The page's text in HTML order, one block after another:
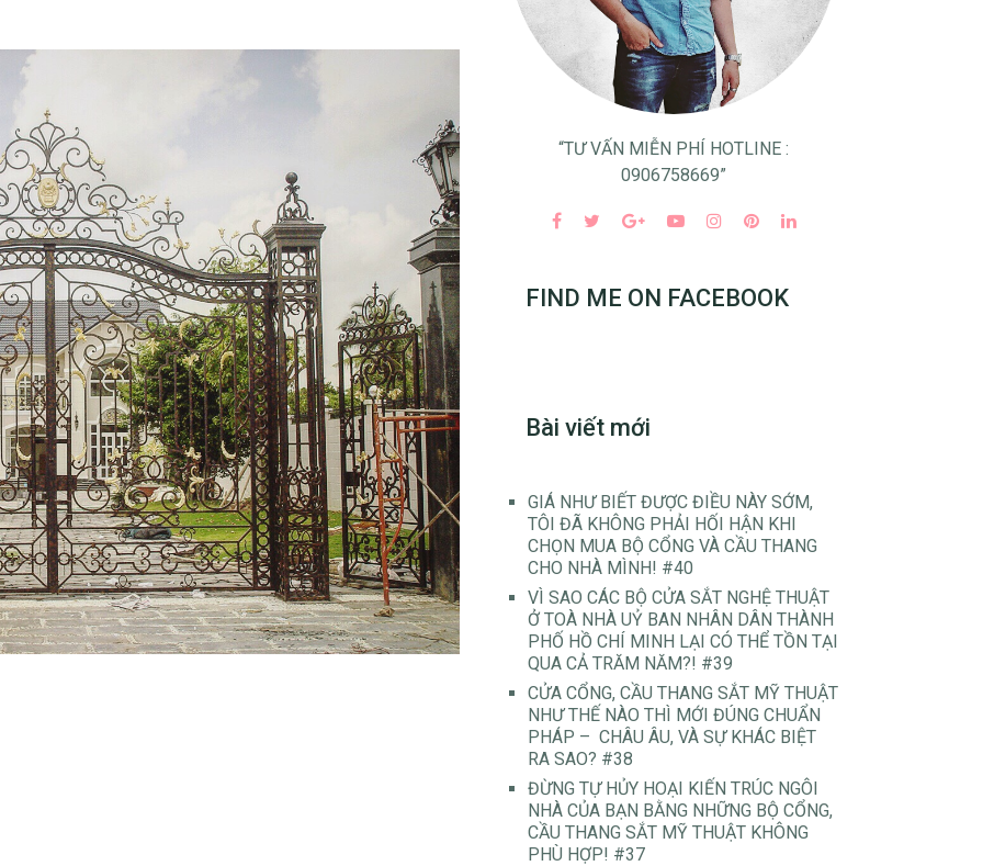
“TƯ VẤN MIỄN PHÍ HOTLINE :
0906758669”
FIND ME ON FACEBOOK
Bài viết mới
GIÁ NHƯ BIẾT ĐƯỢC ĐIỀU NÀY SỚM,
TÔI ĐÃ KHÔNG PHẢI HỐI HẬN KHI
CHỌN MUA BỘ CỔNG VÀ CẦU THANG
CHO NHÀ MÌNH! #40
VÌ SAO CÁC BỘ CỬA SẮT NGHỆ THUẬT
Ở TOÀ NHÀ UỶ BAN NHÂN DÂN THÀNH
PHỐ HỒ CHÍ MINH LẠI CÓ THỂ TỒN TẠI
QUA CẢ TRĂM NĂM?! #39
CỬA CỔNG, CẦU THANG SẮT MỸ THUẬT
NHƯ THẾ NÀO THÌ MỚI ĐÚNG CHUẨN
PHÁP – CHÂU ÂU, VÀ SỰ KHÁC BIỆT
RA SAO? #38
ĐỪNG TỰ HỦY HOẠI KIẾN TRÚC NGÔI
NHÀ CỦA BẠN BẰNG NHỮNG BỘ CỔNG,
CẦU THANG SẮT MỸ THUẬT KHÔNG
PHÙ HỢP! #37